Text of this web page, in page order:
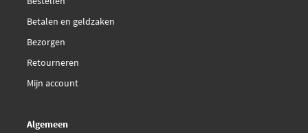
Betalen en geldzaken
Bezorgen
Retourneren
Mijn account
Algemeen